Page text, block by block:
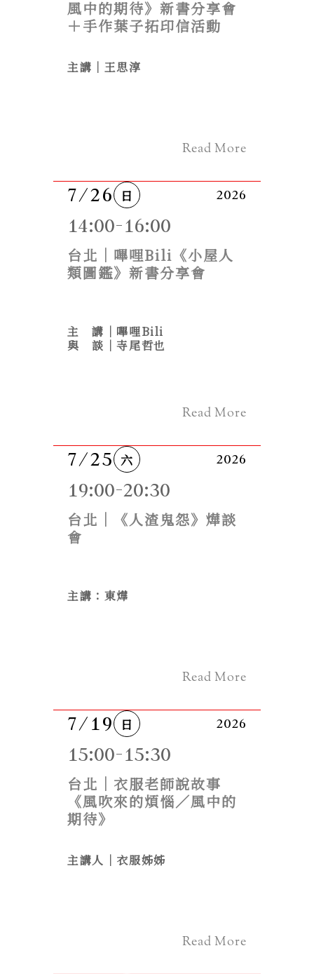
風中的期待》新書分享會
＋手作葉子拓印信活動
主講｜王思淳
Read More
7/26 日 2026
14:00-16:00
台北｜嗶哩Bili《小屋人
類圖鑑》新書分享會
主　講｜嗶哩Bili
與　談｜寺尾哲也
Read More
7/25 六 2026
19:00-20:30
台北｜《人渣鬼怨》燁談
會
主講：東燁
Read More
7/19 日 2026
15:00-15:30
台北｜衣服老師說故事
《風吹來的煩惱／風中的
期待》
主講人｜衣服姊姊
Read More